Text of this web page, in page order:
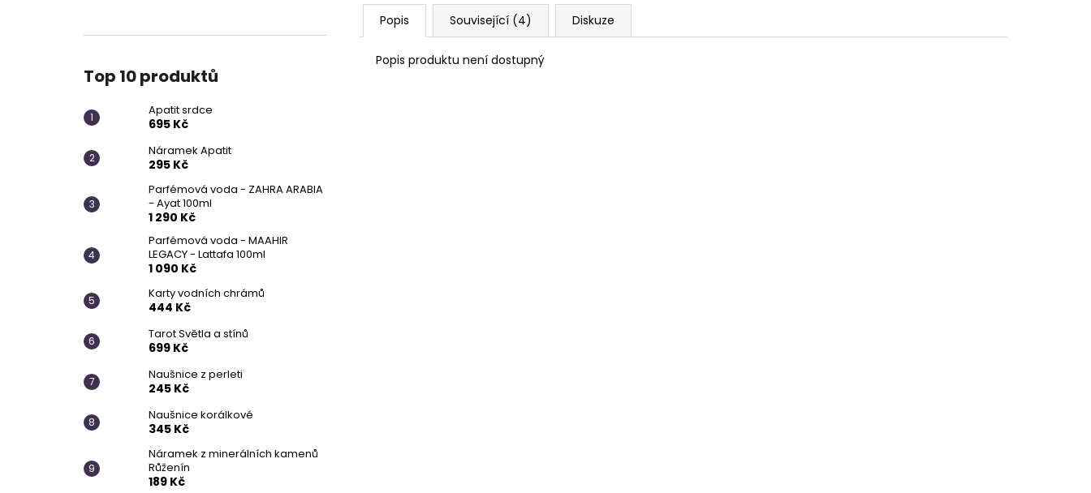
Top 10 produktů
Apatit srdce
695 Kč
Náramek Apatit
295 Kč
Parfémová voda - ZAHRA ARABIA
- Ayat 100ml
1 290 Kč
Parfémová voda - MAAHIR
LEGACY - Lattafa 100ml
1 090 Kč
Karty vodních chrámů
444 Kč
Tarot Světla a stínů
699 Kč
Naušnice z perleti
245 Kč
Naušnice korálkové
345 Kč
Náramek z minerálních kamenů
Růženín
189 Kč
Popis Související (4) Diskuze
Popis produktu není dostupný